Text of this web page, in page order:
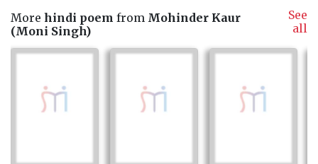
More hindi poem from Mohinder Kaur
(Moni Singh)
See
all